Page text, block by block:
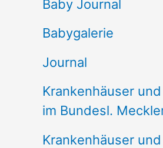
n
n
c
h
Baby Journal
Babygalerie
Journal
Krankenhäuser
im Bundesl.
Krankenhäuser und